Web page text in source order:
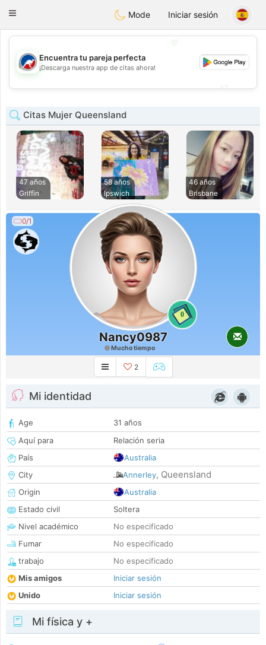
Australia Chat
Toggle
Mode Iniciar sesión
💖
💕
Encuentra tu pareja perfecta
¡Descarga nuestra app de citas ahora!
Citas Mujer Queensland
47 años
Griffin
58 años
Ipswich
46 años
Brisbane
0/1
0
Nancy0987
Mucho tiempo
2
Mi identidad
Age
31 años
Aquí para
Relación seria
País
Australia
City
Annerley, Queensland
Origin
Australia
Estado civil
Soltera
Nivel académico
No especificado
Fumar
No especificado
trabajo
No especificado
Mis amigos
Iniciar sesión
Unido
Iniciar sesión
Mi física y +